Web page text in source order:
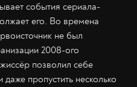
события сериала-
его. Во времена
не был
2008-ого
позволил себе
пропустить несколько